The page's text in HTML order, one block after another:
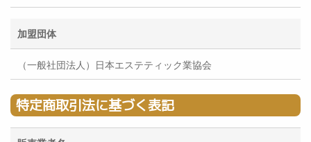
加盟団体
（一般社団法人）日本エステティック業協会
特定商取引法に基づく表記